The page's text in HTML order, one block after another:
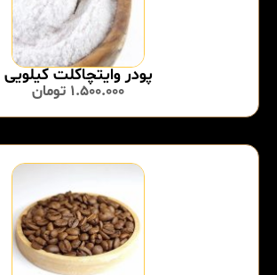
پودر وایتچاکلت کیلویی
1.500.000 تومان